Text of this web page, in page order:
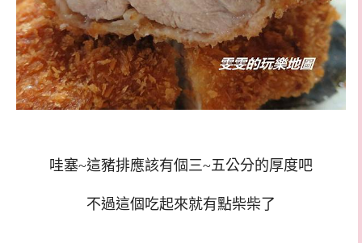
哇塞~這豬排應該有個三~五公分的厚度吧
不過這個吃起來就有點柴柴了